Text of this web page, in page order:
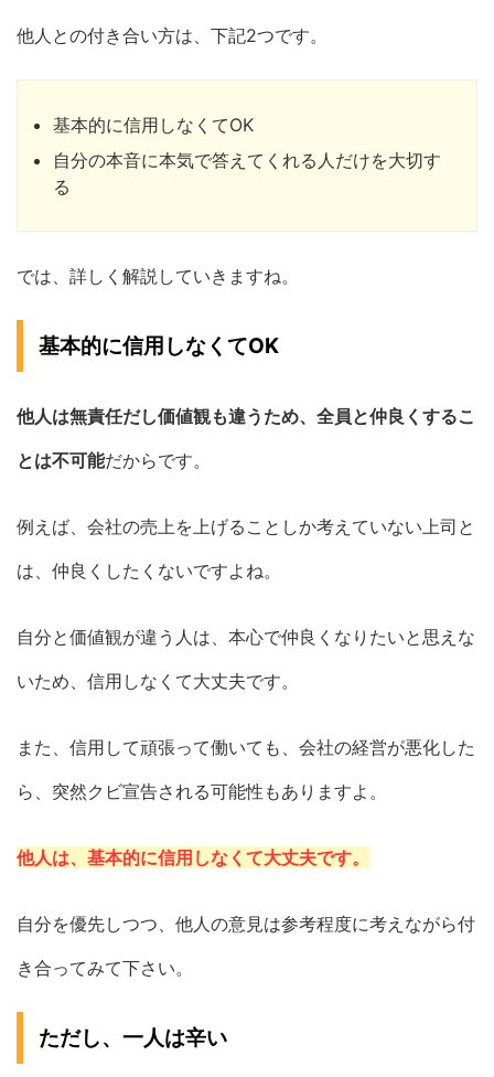
他人との付き合い方は、下記2つです。
基本的に信用しなくてOK
自分の本音に本気で答えてくれる人だけを大切す
る
では、詳しく解説していきますね。
基本的に信用しなくてOK
他人は無責任だし価値観も違うため、全員と仲良くするこ
とは不可能だからです。
例えば、会社の売上を上げることしか考えていない上司と
は、仲良くしたくないですよね。
自分と価値観が違う人は、本心で仲良くなりたいと思えな
いため、信用しなくて大丈夫です。
また、信用して頑張って働いても、会社の経営が悪化した
ら、突然クビ宣告される可能性もありますよ。
他人は、基本的に信用しなくて大丈夫です。
自分を優先しつつ、他人の意見は参考程度に考えながら付
き合ってみて下さい。
ただし、一人は辛い